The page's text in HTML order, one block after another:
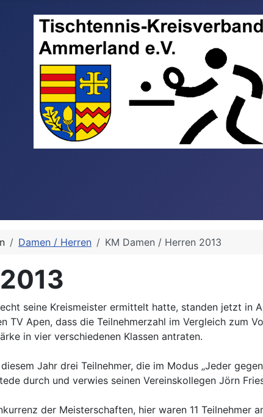
Damen / Herren KM Damen / Herren 2013
seine Kreismeister ermittelt hatte, standen jetzt in
Apen, dass die Teilnehmerzahl im Vergleich zum
in vier verschiedenen Klassen antraten.
Jahr drei Teilnehmer, die im Modus „Jeder
durch und verwies seinen Vereinskollegen Jörn
der Meisterschaften, hier waren 11 Teilnehmer